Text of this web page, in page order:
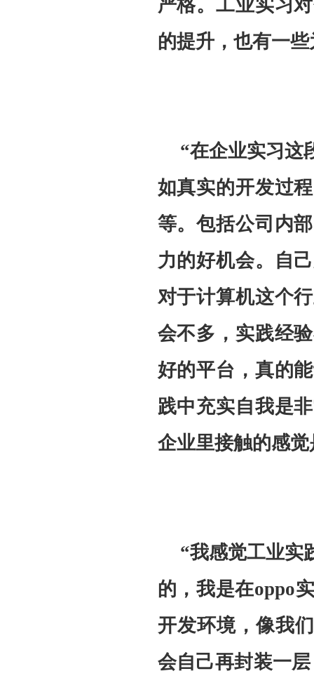
严格。工业实习
的提升，也有一
“在企业实习这
如真实的开发过
等。包括公司内
力的好机会。自
对于计算机这个
会不多，实践经
好的平台，真的
践中充实自我是
企业里接触的感
“我感觉工业实
的，我是在oppo
开发环境，像我
会自己再封装一